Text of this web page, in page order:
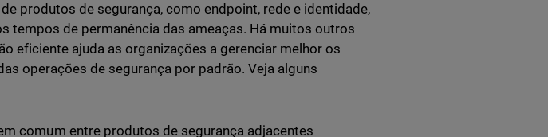
produtos de segurança, como endpoint, rede e identidade,
tempos de permanência das ameaças. Há muitos outros
eficiente ajuda as organizações a gerenciar melhor os
operações de segurança por padrão. Veja alguns
comum entre produtos de segurança adjacentes